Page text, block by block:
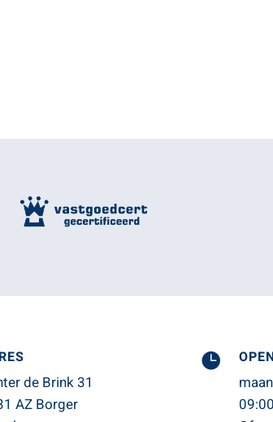
de Brink 31
AZ Borger
